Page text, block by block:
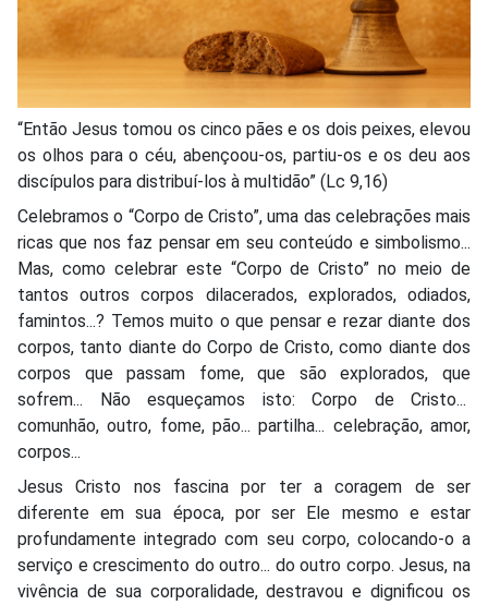
“Então Jesus tomou os cinco pães e os dois peixes, elevou
os olhos para o céu, abençoou-os, partiu-os e os deu aos
discípulos para distribuí-los à multidão” (Lc 9,16)
Celebramos o “Corpo de Cristo”, uma das celebrações mais
ricas que nos faz pensar em seu conteúdo e simbolismo...
Mas, como celebrar este “Corpo de Cristo” no meio de
tantos outros corpos dilacerados, explorados, odiados,
famintos...? Temos muito o que pensar e rezar diante dos
corpos, tanto diante do Corpo de Cristo, como diante dos
corpos que passam fome, que são explorados, que
sofrem... Não esqueçamos isto: Corpo de Cristo...
comunhão, outro, fome, pão... partilha... celebração, amor,
corpos...
Jesus Cristo nos fascina por ter a coragem de ser
diferente em sua época, por ser Ele mesmo e estar
profundamente integrado com seu corpo, colocando-o a
serviço e crescimento do outro... do outro corpo. Jesus, na
vivência de sua corporalidade, destravou e dignificou os